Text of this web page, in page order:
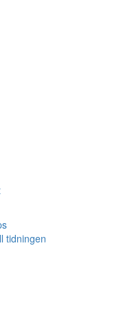
tidningen